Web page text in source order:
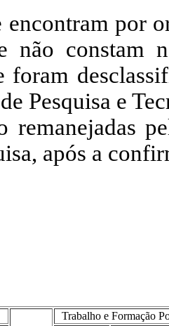
encontram por
não constam
foram
Pesquisa e
remanejadas
após a
Trabalho e Formação